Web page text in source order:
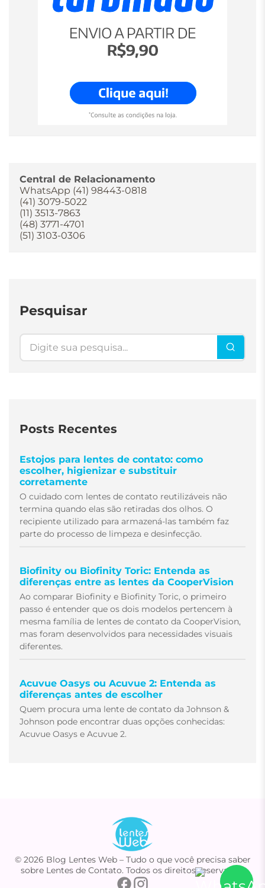
Central de Relacionamento
WhatsApp (41) 98443-0818
(41) 3079-5022
(11) 3513-7863
(48) 3771-4701
(51) 3103-0306
Pesquisar
Pesquisar
Posts Recentes
Estojos para lentes de contato: como
escolher, higienizar e substituir
corretamente
O cuidado com lentes de contato reutilizáveis não
termina quando elas são retiradas dos olhos. O
recipiente utilizado para armazená-las também faz
parte do processo de limpeza e desinfecção.
Biofinity ou Biofinity Toric: Entenda as
diferenças entre as lentes da CooperVision
Ao comparar Biofinity e Biofinity Toric, o primeiro
passo é entender que os dois modelos pertencem à
mesma família de lentes de contato da CooperVision,
mas foram desenvolvidos para necessidades visuais
diferentes.
Acuvue Oasys ou Acuvue 2: Entenda as
diferenças antes de escolher
Quem procura uma lente de contato da Johnson &
Johnson pode encontrar duas opções conhecidas:
Acuvue Oasys e Acuvue 2.
© 2026 Blog Lentes Web – Tudo o que você precisa saber
sobre Lentes de Contato. Todos os direitos reservados.